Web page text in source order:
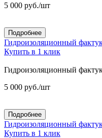
5 000 руб./шт
Подробнее
Гидроизоляционный
Купить в 1 клик
Гидроизоляционный
5 000 руб./шт
Подробнее
Гидроизоляционный
Купить в 1 клик